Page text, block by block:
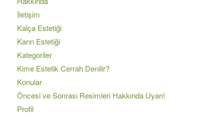
İletişim
Kalça Estetiği
Karın Estetiği
Kategoriler
Kime Estetik Cerrah Denilir?
Konular
Öncesi ve Sonrası Resimleri Hakkında Uyarı!
Profil